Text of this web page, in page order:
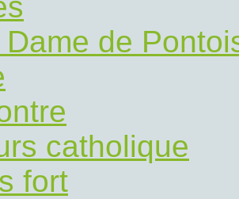
Dame de
catholique
fort